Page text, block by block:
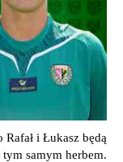
Rafał i Łukasz będą
samym herbem.